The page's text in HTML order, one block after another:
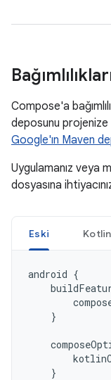
Compose'a
deposunu
Google'ın Maven
Uygulamanız veya
dosyasına
Eski Kotlin
android {
}
}